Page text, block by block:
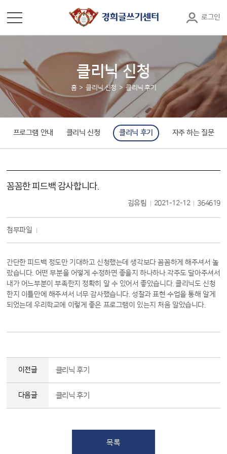
로그인
클리닉 신청
홈 클리닉 신청 클리닉 후기
프로그램 안내 클리닉 신청 클리닉 후기 자주 하는 질문
꼼꼼한 피드백 감사합니다.
김유림 2021-12-12 364619
첨부파일
간단한 피드백 정도만 기대하고 신청했는데 생각보다 꼼꼼하게 해주셔서 놀
랐습니다. 어떤 부분을 어떻게 수정하면 좋을지 하나하나 각주도 달아주셔서
내가 어느부분이 부족한지 정확히 알 수 있어서 좋았습니다. 클리닉도 신청
한지 이틀만에 해주셔서 너무 감사했습니다. 성찰과 표현 수업을 통해 알게
되었는데 우리학교에 이렇게 좋은 프로그램이 있는지 처음 알았습니다.
이전글 클리닉 후기
다음글 클리닉 후기
목록